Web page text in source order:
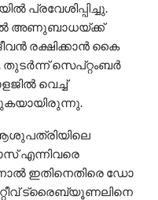
പ്രവേശിപ്പിച്ചു.
അണുബാധയ്ക്ക്
രക്ഷിക്കാന്‍ കൈ
തുടര്‍ന്ന് സെപ്റ്റംബര്‍
വെച്ച്
എന്നിവരെ
ഇതിനെതിരെ ഡോ
ട്രൈബ്യൂണലിനെ